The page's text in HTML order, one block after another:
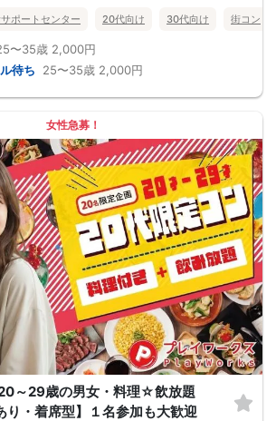
ポートセンター 20代向け 30代向け 街コン
〜35歳 2,000円
待ち 25〜35歳 2,000円
女性急募！
～29歳の男女・料理☆飲放題
り・着席型】１名参加も大歓迎